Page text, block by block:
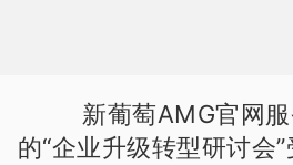
的“企业升级转型研讨会